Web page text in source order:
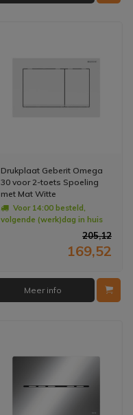
Drukplaat Geberit Omega
30 voor 2-toets Spoeling
met Mat Witte
Designstroken Wit
Voor 14:00 besteld,
volgende (werk)dag in huis
205,12
169,52
Meer info